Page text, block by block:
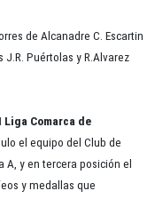
de Alcanadre C. Escartin
Puértolas y R.Alvarez
Liga Comarca de
el equipo del Club de
y en tercera posición el
y medallas que